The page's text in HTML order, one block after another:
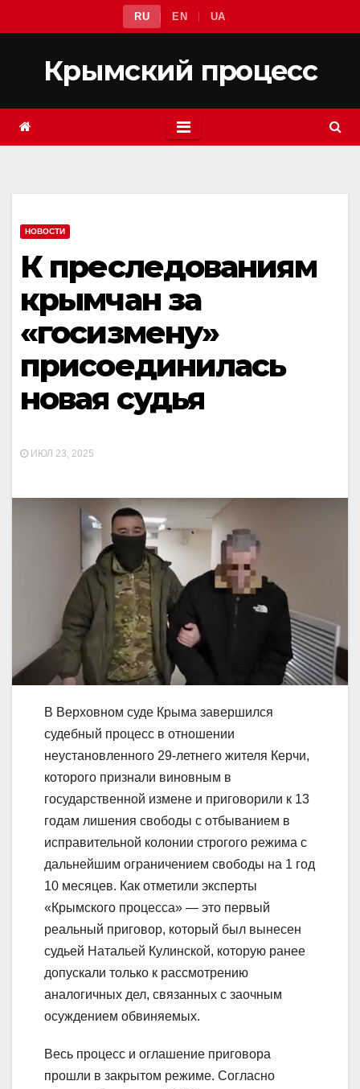
к
содержимому
RU EN UA
Крымский процесс
НОВОСТИ
К преследованиям
крымчан за
«госизмену»
присоединилась
новая судья
ИЮЛ 23, 2025
В Верховном суде Крыма завершился
судебный процесс в отношении
неустановленного 29-летнего жителя Керчи,
которого признали виновным в
государственной измене и приговорили к 13
годам лишения свободы с отбыванием в
исправительной колонии строгого режима с
дальнейшим ограничением свободы на 1 год
10 месяцев. Как отметили эксперты
«Крымского процесса» — это первый
реальный приговор, который был вынесен
судьей Натальей Кулинской, которую ранее
допускали только к рассмотрению
аналогичных дел, связанных с заочным
осуждением обвиняемых.
Весь процесс и оглашение приговора
прошли в закрытом режиме. Согласно